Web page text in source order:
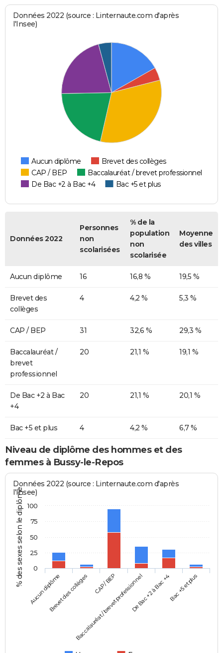
Données 2022 (source : Linternaute.com d'après
l'Insee)
Aucun diplôme
Brevet des collèges
CAP / BEP
Baccalauréat / brevet professionnel
De Bac +2 à Bac +4
Bac +5 et plus
Données 2022
Personnes
non
scolarisées
% de la
population
non
scolarisée
Moyenne
des villes
Aucun diplôme 16 16,8 % 19,5 %
Brevet des
collèges
4 4,2 % 5,3 %
CAP / BEP 31 32,6 % 29,3 %
Baccalauréat /
brevet
professionnel
20 21,1 % 19,1 %
De Bac +2 à Bac
+4
20 21,1 % 20,1 %
Bac +5 et plus 4 4,2 % 6,7 %
Niveau de diplôme des hommes et des
femmes à Bussy-le-Repos
% des sexes selon le diplôme
Données 2022 (source : Linternaute.com d'après
l'Insee)
Aucun diplômeBrevet des collèges CAP / BEP
Baccalauréat / brevet professionnelDe Bac +2 à Bac +4Bac +5 et plus
0
25
50
75
100